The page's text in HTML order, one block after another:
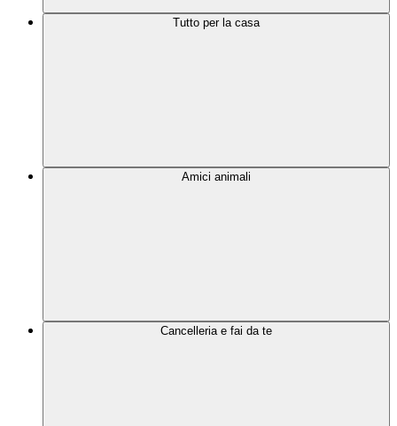
Tutto per la casa
Amici animali
Cancelleria e fai da te